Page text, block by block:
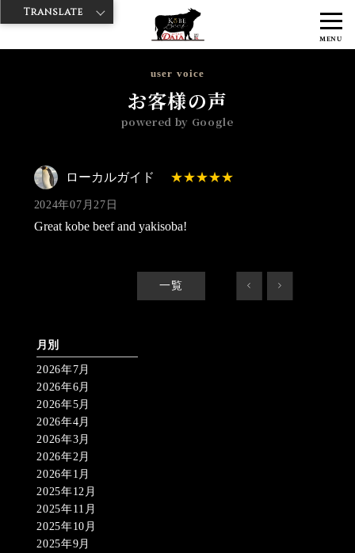
MENU
神戸牛ダイヤ > 神戸牛ダイア すし屋通り店
ロー
user voice
お客様の声
powered by Google
ローカルガイド
2024年07月27日
Great kobe beef and yakisoba!
一覧 < >
月別
2026年7月
2026年6月
2026年5月
2026年4月
2026年3月
2026年2月
2026年1月
2025年12月
2025年11月
2025年10月
2025年9月
Translate